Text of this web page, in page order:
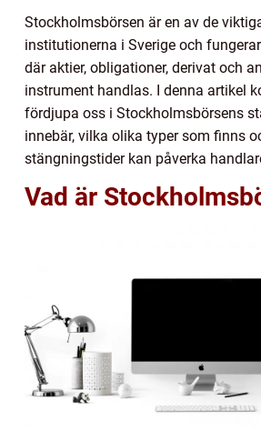
Stockholmsbörsen är en av de
institutionerna i Sverige och
där aktier, obligationer, derivat och
instrument handlas. I denna artikel
fördjupa oss i Stockholmsbörsens
innebär, vilka olika typer som finns
stängningstider kan påverka
Vad är